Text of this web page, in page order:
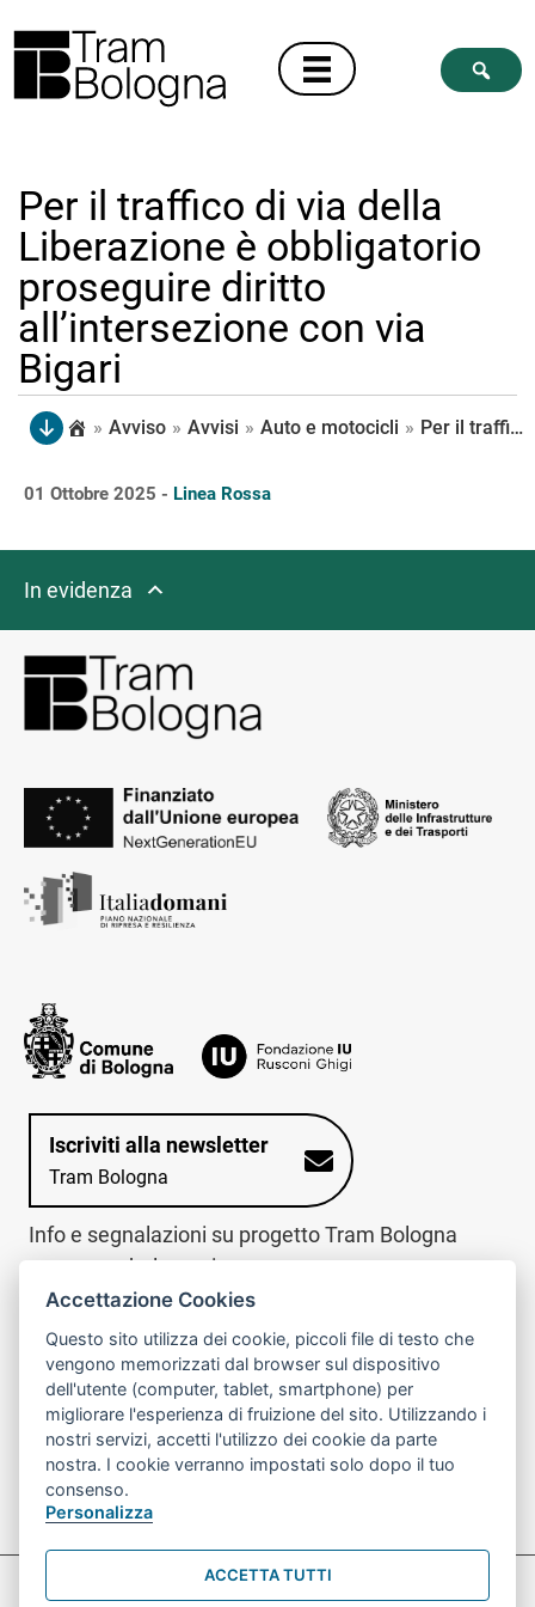
Per il traffico di via della
Liberazione è obbligatorio
proseguire diritto
all’intersezione con via
Bigari
» Avviso » Avvisi » Auto e motocicli » Per il traffico di via della Liberazione è obbligatorio proseguire diritto all’intersezione con via Bigari
01 Ottobre 2025 - Linea Rossa
In evidenza
Iscriviti alla newsletter
Tram Bologna
Info e segnalazioni su progetto Tram Bologna
www.trambologna.it
trova infopoint sulla mappa interattiva
Trova l'infopoint
più vicino
telefona al call center
Chiama il call
center
800078611
Contatto cantiere per emergenze nei giorni festivi
o nelle ore notturne:366 65 36 063
Preferenze Cookie prova
Accettazione Cookies
Questo sito utilizza dei cookie, piccoli file di testo che
vengono memorizzati dal browser sul dispositivo
dell'utente (computer, tablet, smartphone) per
migliorare l'esperienza di fruizione del sito. Utilizzando i
nostri servizi, accetti l'utilizzo dei cookie da parte
nostra. I cookie verranno impostati solo dopo il tuo
consenso.
Personalizza
ACCETTA TUTTI